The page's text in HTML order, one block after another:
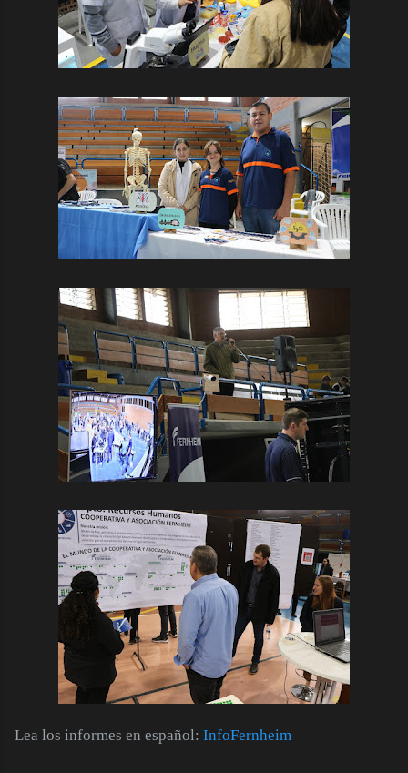
Lea los informes en español: InfoFernheim